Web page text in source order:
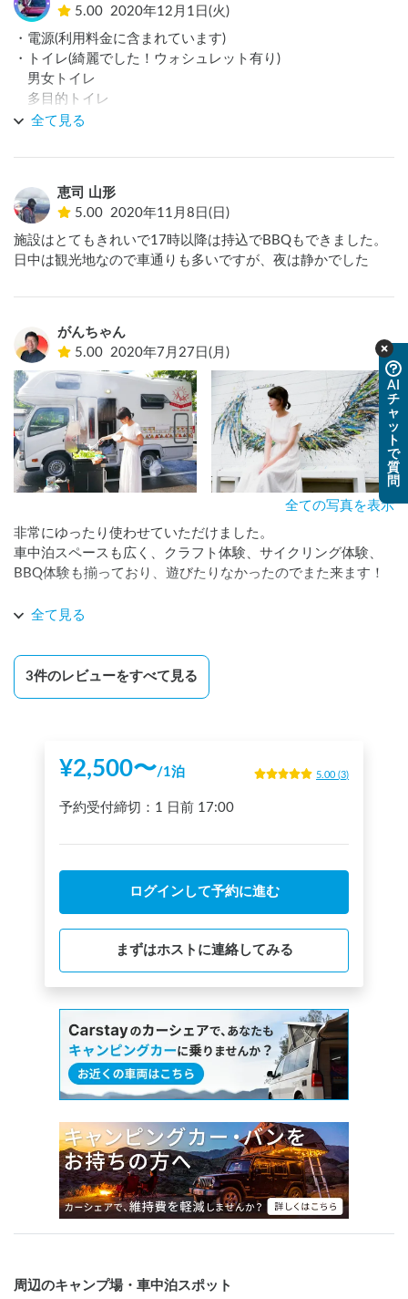
5.00 2020年12月1日(火)
・電源(利用料金に含まれています)
・トイレ(綺麗でした！ウォシュレット有り)
男女トイレ
多目的トイレ
使用可能、但し脱衣所は一箇所)
その前に扉付きのシャワー室が2つならんでいる。
・飲食店スーパーは近くに無く、河口湖の橋を渡り反対側に
行く必要あり(コンビニは車で1〜2分程度の場所にあります。)
全て見る
恵司 山形
5.00 2020年11月8日(日)
施設はとてもきれいで17時以降は持込でBBQもできました。
日中は観光地なので車通りも多いですが、夜は静かでした
がんちゃん
5.00 2020年7月27日(月)
全ての写真を表示
非常にゆったり使わせていただけました。
車中泊スペースも広く、クラフト体験、サイクリング体験、
BBQ体験も揃っており、遊びたりなかったのでまた来ます！
天気が悪く見えなかったですが、天気が良ければ、富士山も
すよ。
オススメの車中泊スポットです！
全て見る
3件のレビューをすべて見る
¥2,500〜/1泊 5.00 (3)
予約受付締切： 1 日前 17:00
ログインして予約に進む
まずはホストに連絡してみる
周辺のキャンプ場・車中泊スポット
AI
チ
ャ
ッ
ト
で
質
問